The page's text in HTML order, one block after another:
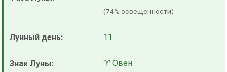
(74% освещенности)
11
♈ Овен